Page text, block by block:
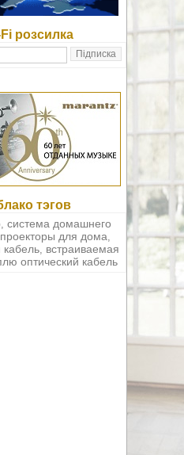
Fi розсилка
тэгов
, система домашнего
проекторы для дома,
, встраиваемая
оптический кабель